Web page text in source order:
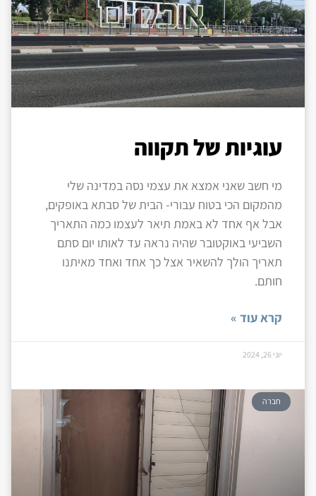
עוגיות של תקווה
מי חשב שאני אמצא את עצמי נסה במדינה שלי
מהמקום הכי בטוח עבורי- הבית של סבתא באופקים,
אבל אף אחד לא באמת תיאר לעצמו כמה התאריך
השביעי באוקטובר שהיה נראה עד לאותו יום סתם
תאריך הולך להשאיר אצל כך אחד ואחד מאיתנו
חותם.
קרא עוד »
יוני 26, 2024
חברה